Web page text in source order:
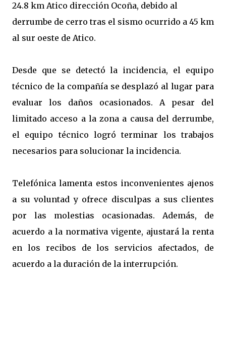
24.8 km Atico dirección Ocoña, debido al
derrumbe de cerro tras el sismo ocurrido a 45 km
al sur oeste de Atico.
Desde que se detectó la incidencia, el equipo
técnico de la compañía se desplazó al lugar para
evaluar los daños ocasionados. A pesar del
limitado acceso a la zona a causa del derrumbe,
el equipo técnico logró terminar los trabajos
necesarios para solucionar la incidencia.
Telefónica lamenta estos inconvenientes ajenos
a su voluntad y ofrece disculpas a sus clientes
por las molestias ocasionadas. Además, de
acuerdo a la normativa vigente, ajustará la renta
en los recibos de los servicios afectados, de
acuerdo a la duración de la interrupción.